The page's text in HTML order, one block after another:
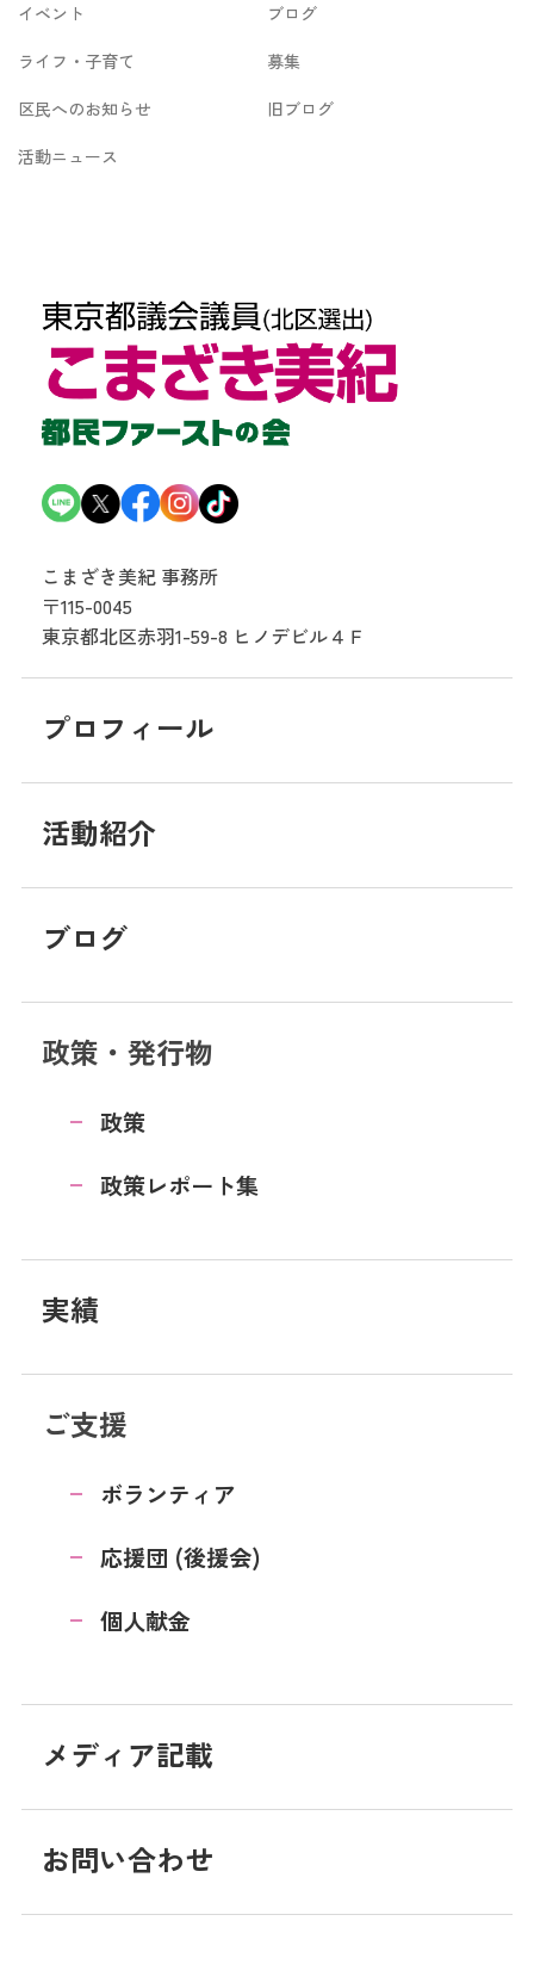
イベント
ブログ
ライフ・子育て
募集
区民へのお知らせ
旧ブログ
活動ニュース
こまざき美紀 事務所
〒115-0045
東京都北区赤羽1-59-8 ヒノデビル４Ｆ
プロフィール
活動紹介
ブログ
政策・発行物
政策
政策レポート集
実績
ご支援
ボランティア
応援団 (後援会)
個人献金
メディア記載
お問い合わせ